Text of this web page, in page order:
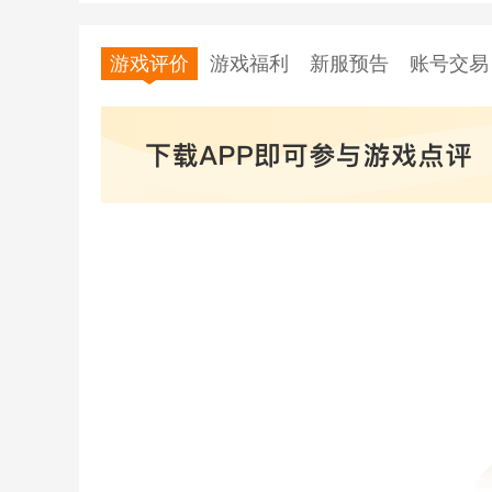
游戏评价 游戏福利 新服预告 账号交易